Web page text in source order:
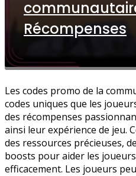
Récompenses
Les codes promo de la
codes uniques que les
des récompenses
ainsi leur expérience de jeu.
des ressources précieuses,
boosts pour aider les
efficacement. Les joueurs